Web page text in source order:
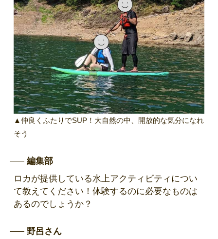
▲仲良くふたりでSUP！大自然の中、開放的な気分になれ
そう
編集部
ロカが提供している水上アクティビティについ
て教えてください！体験するのに必要なものは
あるのでしょうか？
野呂さん